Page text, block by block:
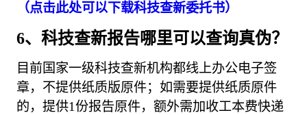
（点击此处可以下载科技查新委托书）
6、科技查新报告哪里可以查询真伪？
目前国家一级科技查新机构都线上办公电子签
章，不提供纸质版原件；如需要提供纸质原件
的，提供1份报告原件，额外需加收工本费快递